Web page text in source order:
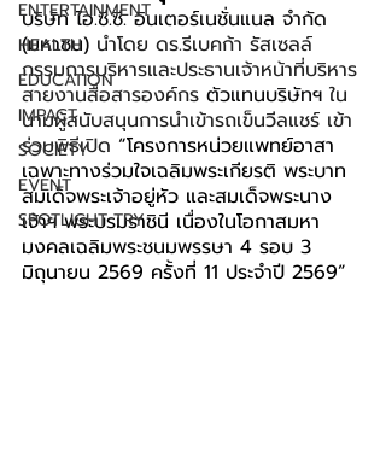
ENTERTAINMENT
HEALTH
EDUCATION
IMPACT
SOCIETY
EVENT
SPOTLIGHT TRY
บริษัท ไอ.ซี.ซี. อินเตอร์เนชั่นแนล จำกัด
(มหาชน) นำโดย ดร.รีเบคก้า รัสเซลล์
กรรมการบริหารและประธานเจ้าหน้าที่บริหาร
สายงานสื่อสารองค์กร ตัวแทนบริษัทฯ ใน
นามผู้สนับสนุนการนำเข้ารถเข็นวีลแชร์ เข้า
ร่วมพิธีเปิด “โครงการหน่วยแพทย์อาสา
เฉพาะทางร่วมใจเฉลิมพระเกียรติ พระบาท
สมเด็จพระเจ้าอยู่หัว และสมเด็จพระนาง
เจ้าฯ พระบรมราชินี เนื่องในโอกาสมหา
มงคลเฉลิมพระชนมพรรษา 4 รอบ 3
มิถุนายน 2569 ครั้งที่ 11 ประจำปี 2569”